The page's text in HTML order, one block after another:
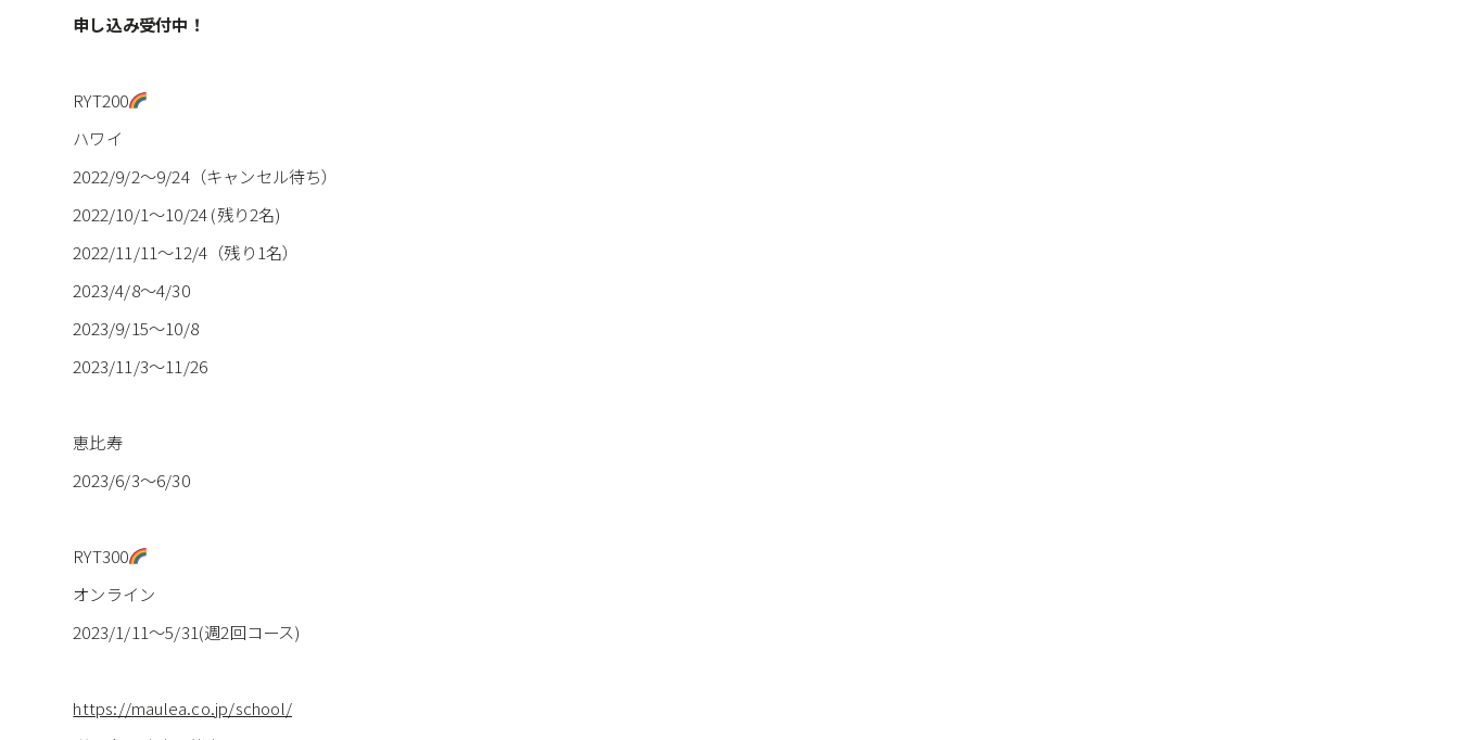
申し込み受付中！
RYT200
ハワイ
2022/9/2〜9/24（キャンセル待ち）
2022/10/1～10/24 (残り2名)
2022/11/11〜12/4（残り1名）
2023/4/8～4/30
2023/9/15～10/8
2023/11/3～11/26
恵比寿
2023/6/3～6/30
RYT300
オンライン
2023/1/11〜5/31(週2回コース)
https://maulea.co.jp/school/